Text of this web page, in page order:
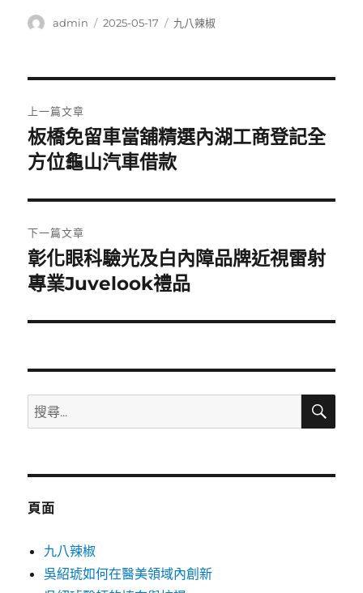
作
admin
發
2025-05-17
分
九八辣椒
章
導
覽
上一篇文章
上
一
文
章:
板橋免留車當舖精選內湖工商登記全
方位龜山汽車借款
下一篇文章
下
一
文
彰化眼科驗光及白內障品牌近視雷射
專業Juvelook禮品
搜
尋
鍵
搜
頁面
九八辣椒
吳紹琥如何在醫美領域內創新